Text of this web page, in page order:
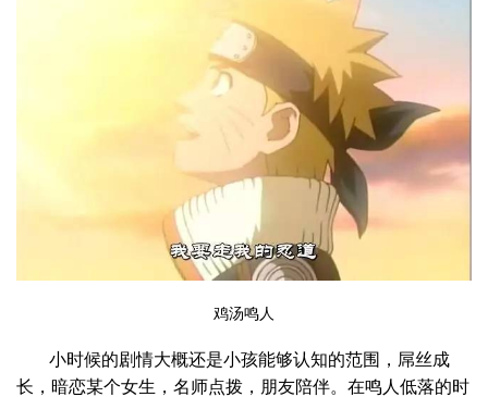
鸡汤鸣人
小时候的剧情大概还是小孩能够认知的范围，屌丝成
长，暗恋某个女生，名师点拨，朋友陪伴。在鸣人低落的时